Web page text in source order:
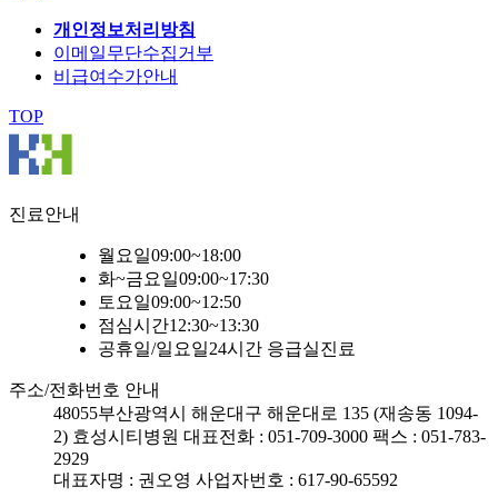
개인정보처리방침
이메일무단수집거부
비급여수가안내
TOP
진료안내
월요일09:00~18:00
화~금요일09:00~17:30
토요일09:00~12:50
점심시간12:30~13:30
공휴일/일요일24시간 응급실진료
주소/전화번호 안내
48055부산광역시 해운대구 해운대로 135 (재송동 1094-
2) 효성시티병원 대표전화 : 051-709-3000 팩스 : 051-783-
2929
대표자명 : 권오영 사업자번호 : 617-90-65592